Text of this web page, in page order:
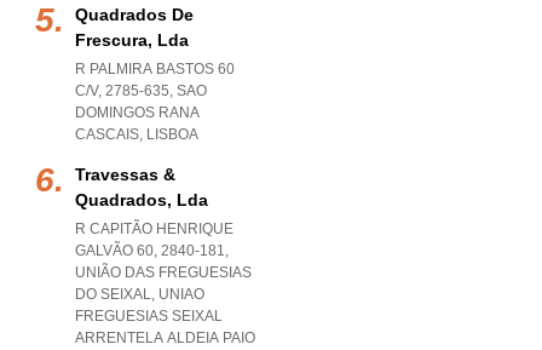
Quadrados De
Frescura, Lda
R PALMIRA BASTOS 60
C/V, 2785-635, SAO
DOMINGOS RANA
CASCAIS, LISBOA
Travessas &
Quadrados, Lda
R CAPITÃO HENRIQUE
GALVÃO 60, 2840-181,
UNIÃO DAS FREGUESIAS
DO SEIXAL, UNIAO
FREGUESIAS SEIXAL
ARRENTELA ALDEIA PAIO